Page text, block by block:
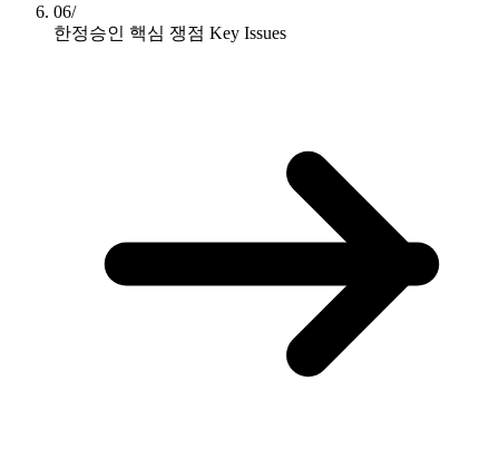
06/
한정승인 핵심 쟁점 Key Issues